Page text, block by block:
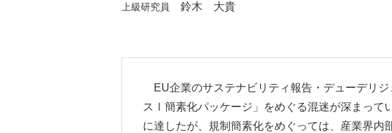
上級研究員 鈴木 大貴
EU企業のサステナビリティ報告・デューデリ
スⅠ簡素化パッケージ」をめぐる混迷が深まって
に達したが、規制簡素化をめぐっては、産業界